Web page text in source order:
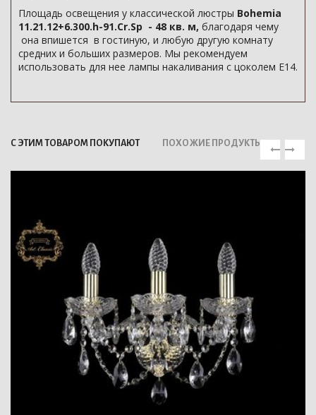
Площадь освещения у классической люстры Bohemia
11.21.12+6.300.h-91.Cr.Sp - 48 кв. м, благодаря чему
она впишется в гостиную, и любую другую комнату
средних и больших размеров. Мы рекомендуем
использовать для нее лампы накаливания с цоколем E14.
С ЭТИМ ТОВАРОМ ПОКУПАЮТ ПОХОЖИЕ ПРОДУКТЫ